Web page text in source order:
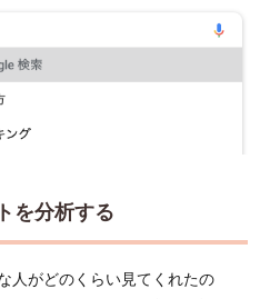
を分析する
人がどのくらい見てくれたの